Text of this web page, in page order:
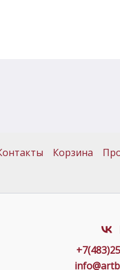
Корзина